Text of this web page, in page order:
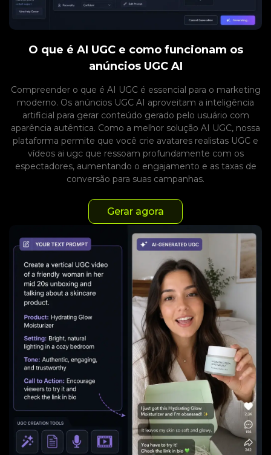
O que é AI UGC e como funcionam os
anúncios UGC AI
Compreender o que é AI UGC é essencial para o marketing
moderno. Os anúncios UGC AI aproveitam a inteligência
artificial para gerar conteúdo gerado pelo usuário com
aparência autêntica. Como a melhor solução AI UGC, nossa
plataforma permite que você crie avatares realistas UGC e
vídeos ai ugc que ressoam profundamente com os
espectadores, aumentando o engajamento e as taxas de
conversão para suas campanhas.
Gerar agora